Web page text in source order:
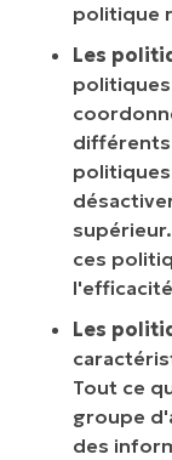
politique
Les
différents
ces
Les
Tout ce
groupe
des